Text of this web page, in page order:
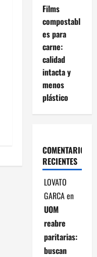
Films
compostabl
es para
carne:
calidad
intacta y
menos
plástico
COMENTARIOS
RECIENTES
LOVATO
GARCAen
UOM
reabre
paritarias:
buscan